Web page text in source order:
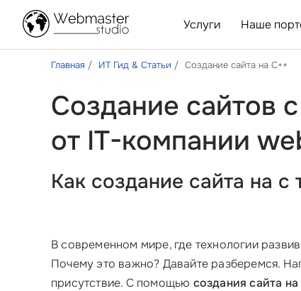
Услуги Наше
Главная ИТ Гид & Статьи Создание сайта на С++
Создание сайтов
от IT-компании
Как создание сайта на
В современном мире, где технологии
Почему это важно? Давайте разберемся.
присутствие. С помощью создания сайта на